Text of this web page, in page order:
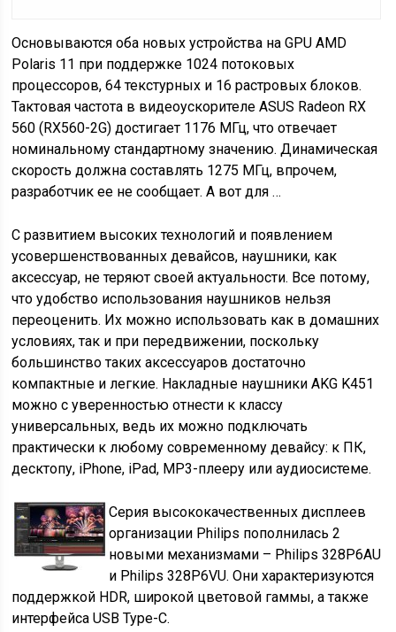
Основываются оба новых устройства на GPU AMD
Polaris 11 при поддержке 1024 потоковых
процессоров, 64 текстурных и 16 растровых блоков.
Тактовая частота в видеоускорителе ASUS Radeon RX
560 (RX560-2G) достигает 1176 МГц, что отвечает
номинальному стандартному значению. Динамическая
скорость должна составлять 1275 МГц, впрочем,
разработчик ее не сообщает. А вот для …
С развитием высоких технологий и появлением
усовершенствованных девайсов, наушники, как
аксессуар, не теряют своей актуальности. Все потому,
что удобство использования наушников нельзя
переоценить. Их можно использовать как в домашних
условиях, так и при передвижении, поскольку
большинство таких аксессуаров достаточно
компактные и легкие. Накладные наушники AKG K451
можно с уверенностью отнести к классу
универсальных, ведь их можно подключать
практически к любому современному девайсу: к ПК,
десктопу, iPhone, iPad, MP3-плееру или аудиосистеме.
Серия высококачественных дисплеев
организации Philips пополнилась 2
новыми механизмами – Philips 328P6AU
и Philips 328P6VU. Они характеризуются
поддержкой HDR, широкой цветовой гаммы, а также
интерфейса USB Type-C.